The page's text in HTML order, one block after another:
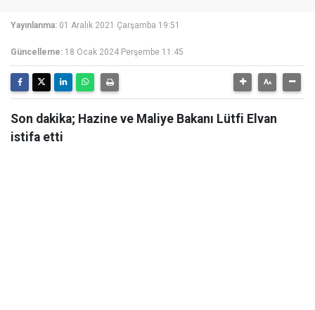
Yayınlanma: 01 Aralık 2021 Çarşamba 19:51
Güncelleme: 18 Ocak 2024 Perşembe 11:45
Son dakika; Hazine ve Maliye Bakanı Lütfi Elvan
istifa etti